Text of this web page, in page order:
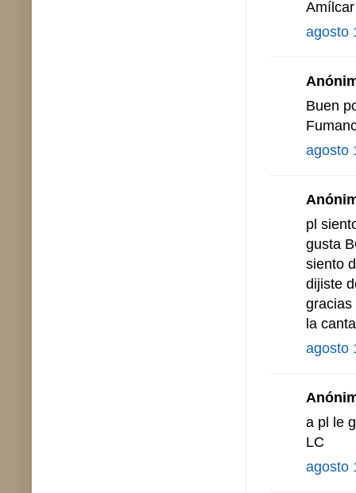
Amílcar
agosto
Buen
agosto
pl
gusta
siento
dijiste
gracias
la
agosto
a pl le
LC
agosto